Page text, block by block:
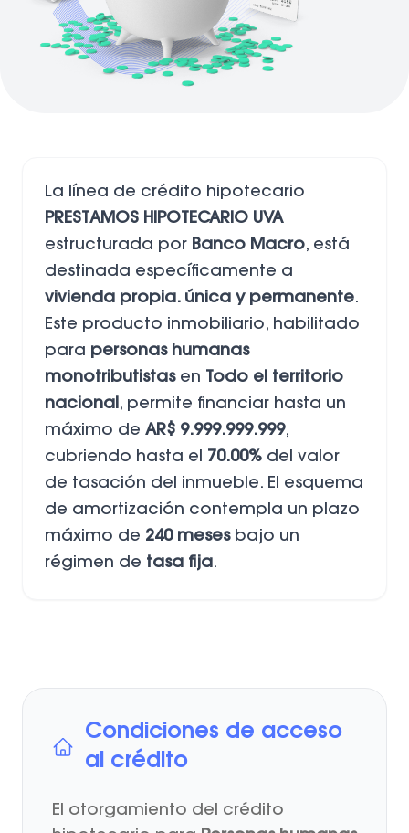
La línea de crédito hipotecario
PRESTAMOS HIPOTECARIO UVA
estructurada por Banco Macro, está
destinada específicamente a
vivienda propia. única y permanente.
Este producto inmobiliario, habilitado
para personas humanas
monotributistasen
Todo el territorio
nacional , permite financiar hasta un
máximo de AR$ 9.999.999.999,
cubriendo hasta el 70.00% del valor
de tasación del inmueble. El esquema
de amortización contempla un plazo
máximo de 240 mesesbajo un
régimen de tasa fija.
Condiciones de acceso
al crédito
El otorgamiento del crédito